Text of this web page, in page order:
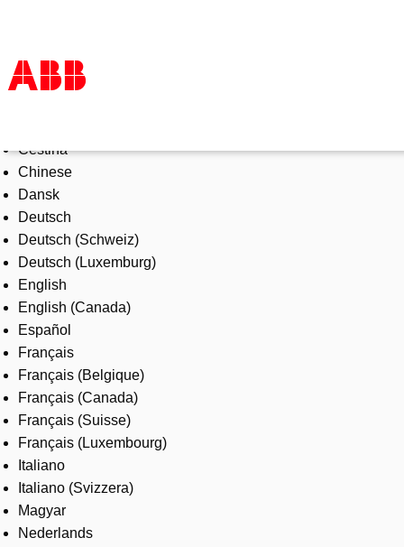
Products & Solutions
Industries
Services
About us
Where to buy
Contact us
Careers
Čeština
Chinese
Dansk
Deutsch
Deutsch (Schweiz)
Deutsch (Luxemburg)
English
English (Canada)
Español
Français
Français (Belgique)
Français (Canada)
Français (Suisse)
Français (Luxembourg)
Italiano
Italiano (Svizzera)
Magyar
Nederlands